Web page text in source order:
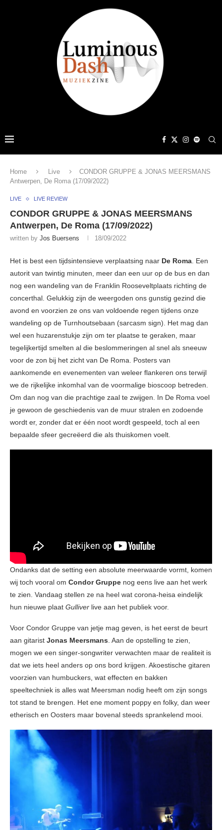
Home Live
CONDOR GRUPPE & JONAS MEERSMANS
Antwerpen, De Roma (17/09/2022)
LIVE LIVE REVIEW
CONDOR GRUPPE & JONAS MEERSMANS
Antwerpen, De Roma (17/09/2022)
written by Jos Buersens 18/09/2022
Het is best een tijdsintensieve verplaatsing naar De Roma. Een
autorit van twintig minuten, meer dan een uur op de bus en dan
nog een wandeling van de Franklin Rooseveltplaats richting de
concerthal. Gelukkig zijn de weergoden ons gunstig gezind die
avond en voorzien ze ons van voldoende regen tijdens onze
wandeling op de Turnhoutsebaan (sarcasm sign). Het mag dan
wel een huzarenstukje zijn om ter plaatse te geraken, maar
tegelijkertijd smelten al die beslommeringen al snel als sneeuw
voor de zon bij het zicht van De Roma. Posters van
aankomende en evenementen van weleer flankeren ons terwijl
we de rijkelijke inkomhal van de voormalige bioscoop betreden.
Om dan nog van die prachtige zaal te zwijgen. In De Roma voel
je gewoon de geschiedenis van de muur stralen en zodoende
wordt er, zonder dat er één noot wordt gespeeld, toch al een
bepaalde sfeer gecreëerd die als thuiskomen voelt.
Ondanks dat de setting een absolute meerwaarde vormt, komen
wij toch vooral om Condor Gruppe nog eens live aan het werk
te zien. Vandaag stellen ze na heel wat corona-heisa eindelijk
hun nieuwe plaat Gulliver live aan het publiek voor.
Voor Condor Gruppe van jetje mag geven, is het eerst de beurt
aan gitarist Jonas Meersmans . Aan de opstelling te zien,
mogen we een singer-songwriter verwachten maar de realiteit is
dat we iets heel anders op ons bord krijgen. Akoestische gitaren
voorzien van humbuckers, wat effecten en bakken
speeltechniek is alles wat Meersman nodig heeft om zijn songs
tot stand te brengen. Het ene moment poppy en folky, dan weer
etherisch en Oosters maar bovenal steeds sprankelend mooi.